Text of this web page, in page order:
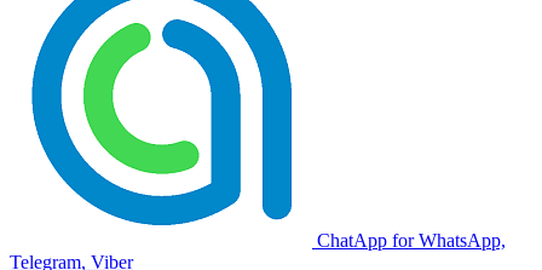
ChatApp for WhatsApp,
Telegram, Viber